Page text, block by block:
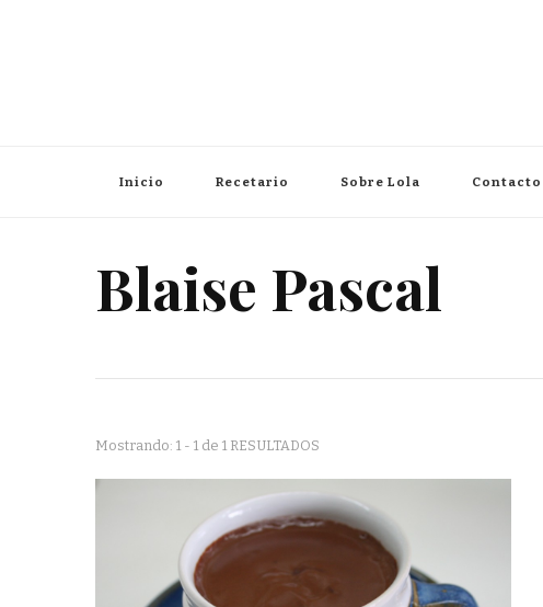
Inicio Recetario Sobre Lola Contacto
Blaise Pascal
Mostrando: 1 - 1 de 1 RESULTADOS